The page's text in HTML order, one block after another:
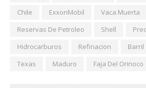
Chile
ExxonMobil Vaca Muerta
Reservas De Petroleo
Shell
Hidrocarburos
Refinacion Barril
Texas
Maduro Faja Del Orinoco